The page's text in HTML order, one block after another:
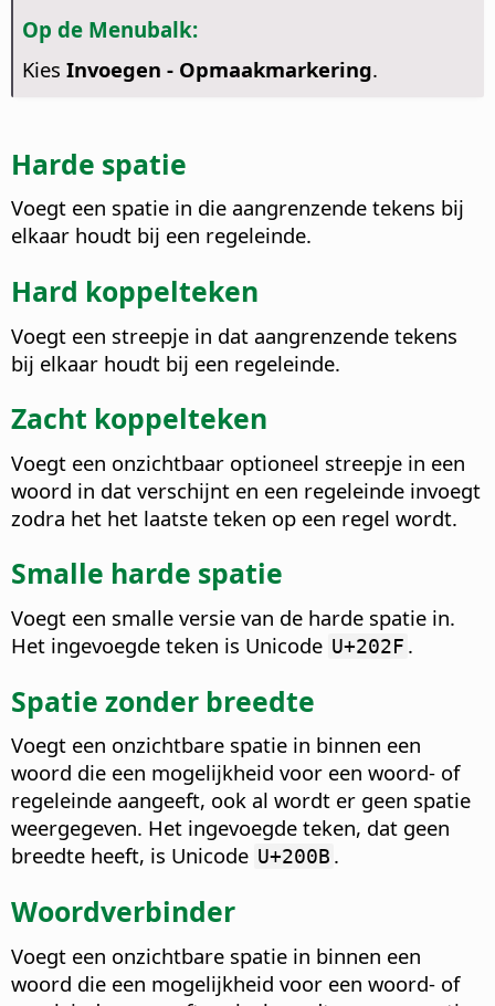
Op de Menubalk:
Kies Invoegen - Opmaakmarkering.
Harde spatie
Voegt een spatie in die aangrenzende tekens bij
elkaar houdt bij een regeleinde.
Hard koppelteken
Voegt een streepje in dat aangrenzende tekens
bij elkaar houdt bij een regeleinde.
Zacht koppelteken
Voegt een onzichtbaar optioneel streepje in een
woord in dat verschijnt en een regeleinde invoegt
zodra het het laatste teken op een regel wordt.
Smalle harde spatie
Voegt een smalle versie van de harde spatie in.
Het ingevoegde teken is Unicode U+202F .
Spatie zonder breedte
Voegt een onzichtbare spatie in binnen een
woord die een mogelijkheid voor een woord- of
regeleinde aangeeft, ook al wordt er geen spatie
weergegeven. Het ingevoegde teken, dat geen
breedte heeft, is Unicode U+200B .
Woordverbinder
Voegt een onzichtbare spatie in binnen een
woord die een mogelijkheid voor een woord- of